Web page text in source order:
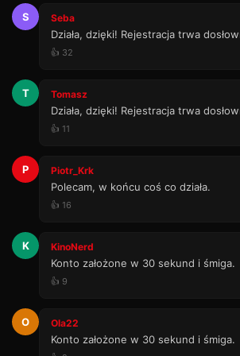
S Seba
Działa, dzięki! Rejestracja trwa
👍 32
T Tomasz
Działa, dzięki! Rejestracja trwa
👍 11
P Piotr_Krk
Polecam, w końcu coś co działa.
👍 16
K KinoNerd
Konto założone w 30 sekund i śmiga.
👍 9
O Ola22
Konto założone w 30 sekund i śmiga.